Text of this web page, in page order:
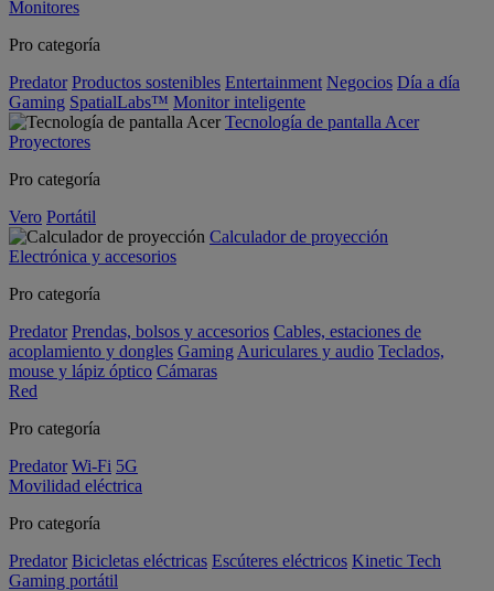
Monitores
Pro categoría
Predator Productos sostenibles Entertainment Negocios Día a día
Gaming SpatialLabs™ Monitor inteligente
Tecnología de pantalla Acer
Proyectores
Pro categoría
Vero Portátil
Calculador de proyección
Electrónica y accesorios
Pro categoría
Predator Prendas, bolsos y accesorios Cables, estaciones de
acoplamiento y dongles Gaming Auriculares y audio Teclados,
mouse y lápiz óptico Cámaras
Red
Pro categoría
Predator Wi-Fi 5G
Movilidad eléctrica
Pro categoría
Predator Bicicletas eléctricas Escúteres eléctricos Kinetic Tech
Gaming portátil